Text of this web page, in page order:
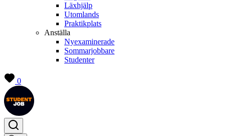
Läxhjälp
Utomlands
Praktikplats
Anställa
Nyexaminerade
Sommarjobbare
Studenter
0